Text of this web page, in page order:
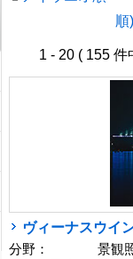
順)
1 - 20 ( 155
ヴィーナスウイ
分野：
景観